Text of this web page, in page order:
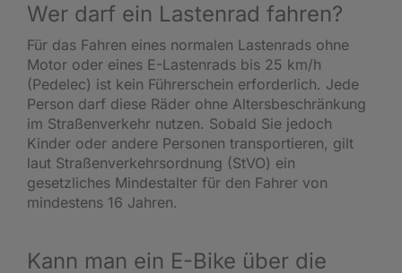
Wer darf ein Lastenrad fahren?
Für das Fahren eines normalen Lastenrads ohne
Motor oder eines E-Lastenrads bis 25 km/h
(Pedelec) ist kein Führerschein erforderlich. Jede
Person darf diese Räder ohne Altersbeschränkung
im Straßenverkehr nutzen. Sobald Sie jedoch
Kinder oder andere Personen transportieren, gilt
laut Straßenverkehrsordnung (StVO) ein
gesetzliches Mindestalter für den Fahrer von
mindestens 16 Jahren.
Kann man ein E-Bike über die